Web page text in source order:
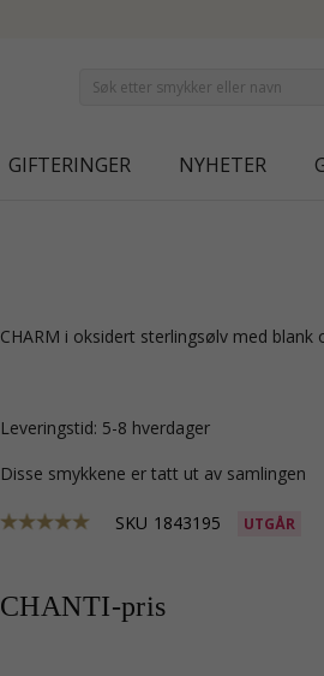
GIFTERINGER NYHETER
CHARM i oksidert sterlingsølv med blank
Leveringstid: 5-8 hverdager
Disse smykkene er tatt ut av samlingen
SKU 1843195 UTGÅR
CHANTI-pris